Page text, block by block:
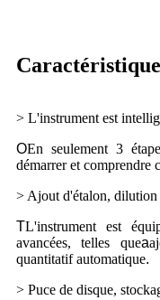
> L'instrument est
OEn seulement 3
démarrer et comprendre
> Ajout d'étalon, dilution
TL'instrument est
avancées, telles quea
quantitatif automatique.
> Puce de disque,